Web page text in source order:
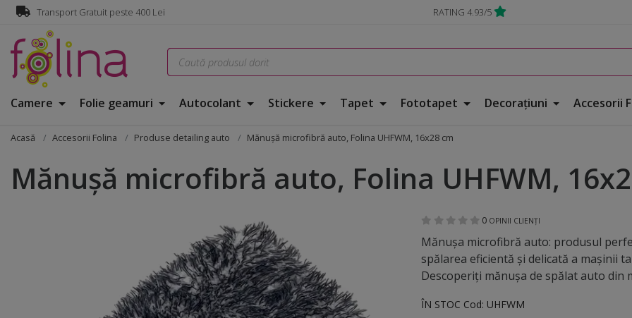
Transport Gratuit peste 400 Lei RATING 4.93/5
Camere Folie geamuri Autocolant Stickere Tapet Fototapet Decorațiuni Accesorii
Acasă Accesorii Folina Produse detailing auto Mănuşă microfibră auto, Folina UHFWM, 16x28 cm
Mănuşă microfibră auto, Folina UHFWM,
0 OPINII CLIENȚI
Mănușa microfibră auto: produsul
spălarea eficientă și delicată a mașinii
Descoperiți mănușa de spălat auto din
ÎN STOC Cod: UHFWM